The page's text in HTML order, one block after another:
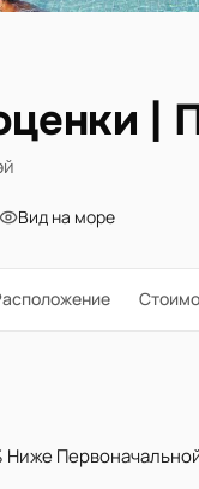
|
Вид на море
Ниже